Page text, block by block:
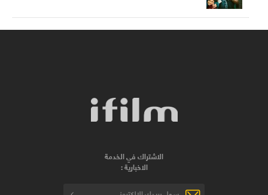
الاشتراك في الخدمة
الاخبارية :